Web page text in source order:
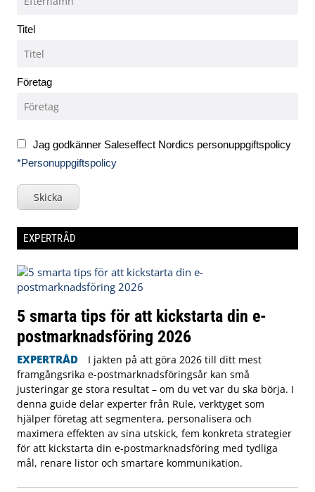
Titel
Företag
Jag godkänner Saleseffect Nordics personuppgiftspolicy
*Personuppgiftspolicy
Skicka
EXPERTRÅD
5 smarta tips för att kickstarta din e-
postmarknadsföring 2026
EXPERTRÅD
I jakten på att göra 2026 till ditt mest
framgångsrika e-postmarknadsföringsår kan små
justeringar ge stora resultat – om du vet var du ska börja. I
denna guide delar experter från Rule, verktyget som
hjälper företag att segmentera, personalisera och
maximera effekten av sina utskick, fem konkreta strategier
för att kickstarta din e-postmarknadsföring med tydliga
mål, renare listor och smartare kommunikation.